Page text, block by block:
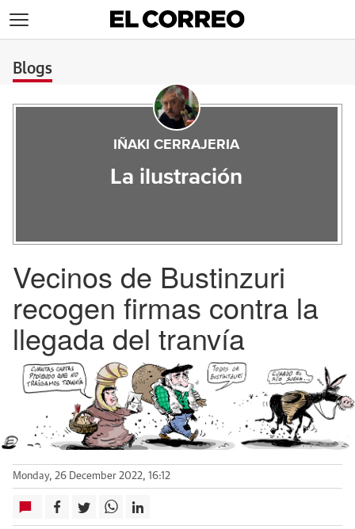
Blogs
IÑAKI CERRAJERIA
La ilustración
Vecinos de Bustinzuri
recogen firmas contra la
llegada del tranvía
Monday, 26 December 2022, 16:12